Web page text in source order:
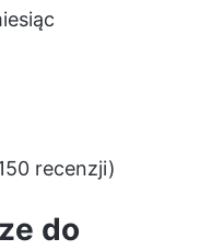
recenzji)
do